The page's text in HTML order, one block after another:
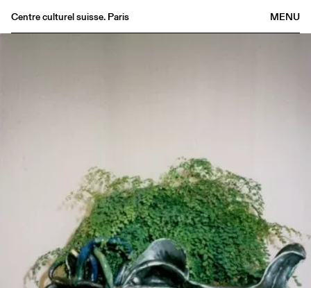
MENU
Centre culturel suisse. Paris